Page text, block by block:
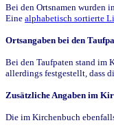
Bei den Ortsnamen wurden
Eine alphabetisch sortierte
Ortsangaben bei den
Bei den Taufpaten stand im
allerdings festgestellt, dass
Zusätzliche Angaben im
Die im Kirchenbuch